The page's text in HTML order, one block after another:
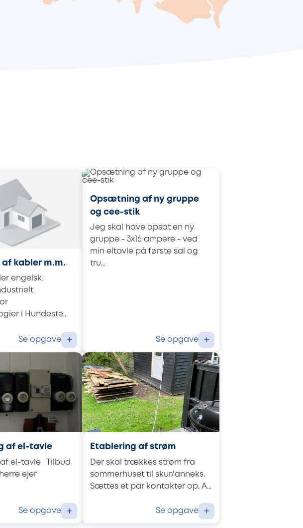
kabler m.m.
engelsk.
i Hundeste...
Se opgave +
Opsætning af ny gruppe
og cee-stik
Jeg skal have opsat en ny
gruppe - 3x16 ampere - ved
min eltavle på første sal og
tru...
Se opgave +
af el-tavle
el-tavle Tilbud
ejer
Se opgave +
Etablering af strøm
Der skal trækkes strøm fra
sommerhuset til skur/anneks.
Sættes et par kontakter op. A...
Se opgave +